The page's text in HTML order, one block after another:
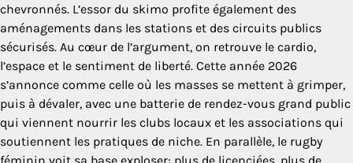
chevronnés. L’essor du skimo profite également des
aménagements dans les stations et des circuits publics
sécurisés. Au cœur de l’argument, on retrouve le cardio,
l’espace et le sentiment de liberté. Cette année 2026
s’annonce comme celle où les masses se mettent à grimper,
puis à dévaler, avec une batterie de rendez-vous grand public
qui viennent nourrir les clubs locaux et les associations qui
soutiennent les pratiques de niche. En parallèle, le rugby
féminin voit sa base exploser: plus de licenciées, plus de